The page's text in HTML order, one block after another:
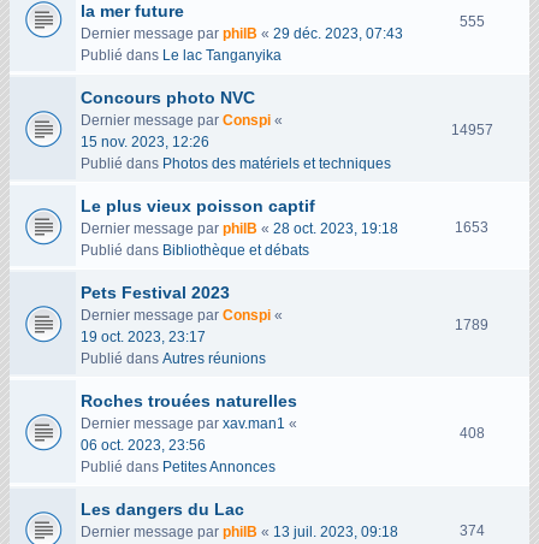
la mer future
Dernier message par philB « 29 déc. 2023, 07:43
Publié dans Le lac Tanganyika
555V
Concours photo NVC
Dernier message par Conspi «
15 nov. 2023, 12:26
Publié dans Photos des matériels et techniques
14957V
Le plus vieux poisson captif
Dernier message par philB « 28 oct. 2023, 19:18
Publié dans Bibliothèque et débats
1653
Pets Festival 2023
Dernier message par Conspi «
19 oct. 2023, 23:17
Publié dans Autres réunions
1789
Roches trouées naturelles
Dernier message par xav.man1 «
06 oct. 2023, 23:56
Publié dans Petites Annonces
408V
Les dangers du Lac
Dernier message par philB « 13 juil. 2023, 09:18 374V